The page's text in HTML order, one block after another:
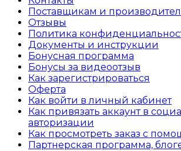
Поставщикам и
Отзывы
Политика
Документы и инструкции
Бонусная программа
Бонусы за видеоотзыв
Как зарегистрироваться
Оферта
Как войти в личный кабинет
Как привязать аккаунт в
авторизации
Как просмотреть заказ с
Партнерская программа,